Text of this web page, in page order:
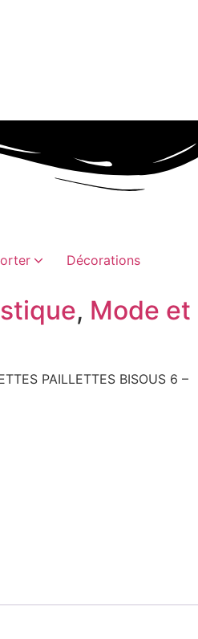
Décorations
, Mode et
PAILLETTES BISOUS 6 –